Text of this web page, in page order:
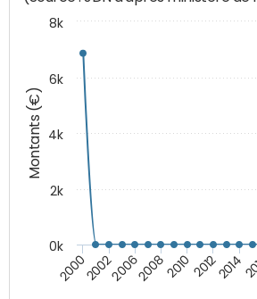
Montants (€)
20002002200620082010 20122014
0k
2k
4k
6k
8k